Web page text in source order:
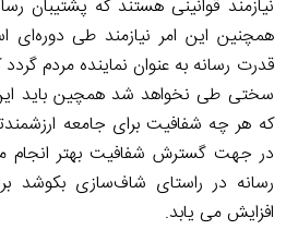
نیازمند قوانینی هستند که پشتیبان
همچنین این امر نیازمند طی
قدرت رسانه به عنوان نماینده مردم
سختی طی نخواهد شد همچین باید این
که هر چه شفافیت برای جامعه
در جهت گسترش شفافیت بهتر
رسانه در راستای شاف‌سازی بکوشد
افزایش می یابد.